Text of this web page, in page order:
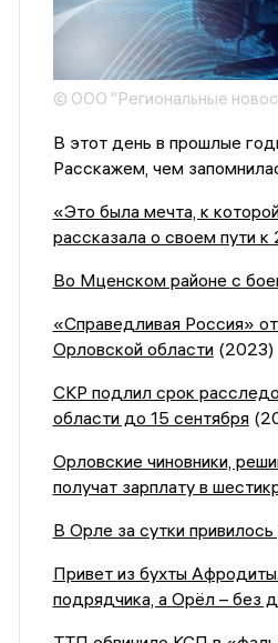
© ООО "Региональные
В этот день в прошлые
Расскажем, чем
«Это была мечта, к
рассказала о своем пути
Во Мценском районе с
«Справедливая Россия»
Орловской области(2023)
СКР подлил срок
области до 15 сентября
Орловские чиновники,
получат зарплату в
В Орле за сутки
Привет из бухты
подрядчика, а Орёл – без